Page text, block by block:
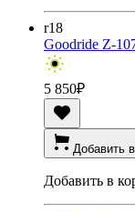
r18
Goodride Z-
5 850₽
Добавить
Добавить в